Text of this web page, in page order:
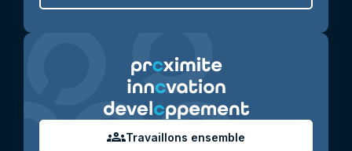
groupsTravaillons ensemble